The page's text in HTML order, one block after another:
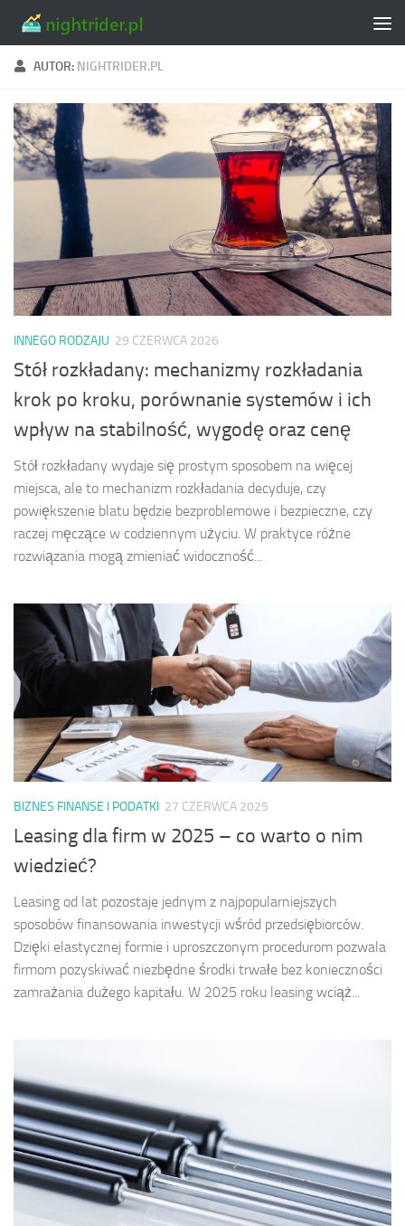
Skip to content
AUTOR: NIGHTRIDER.PL
INNEGO RODZAJU 29 CZERWCA 2026
Stół rozkładany: mechanizmy rozkładania
krok po kroku, porównanie systemów i ich
wpływ na stabilność, wygodę oraz cenę
Stół rozkładany wydaje się prostym sposobem na więcej
miejsca, ale to mechanizm rozkładania decyduje, czy
powiększenie blatu będzie bezproblemowe i bezpieczne, czy
raczej męczące w codziennym użyciu. W praktyce różne
rozwiązania mogą zmieniać widoczność...
BIZNES FINANSE I PODATKI 27 CZERWCA 2025
Leasing dla firm w 2025 – co warto o nim
wiedzieć?
Leasing od lat pozostaje jednym z najpopularniejszych
sposobów finansowania inwestycji wśród przedsiębiorców.
Dzięki elastycznej formie i uproszczonym procedurom pozwala
firmom pozyskiwać niezbędne środki trwałe bez konieczności
zamrażania dużego kapitału. W 2025 roku leasing wciąż...